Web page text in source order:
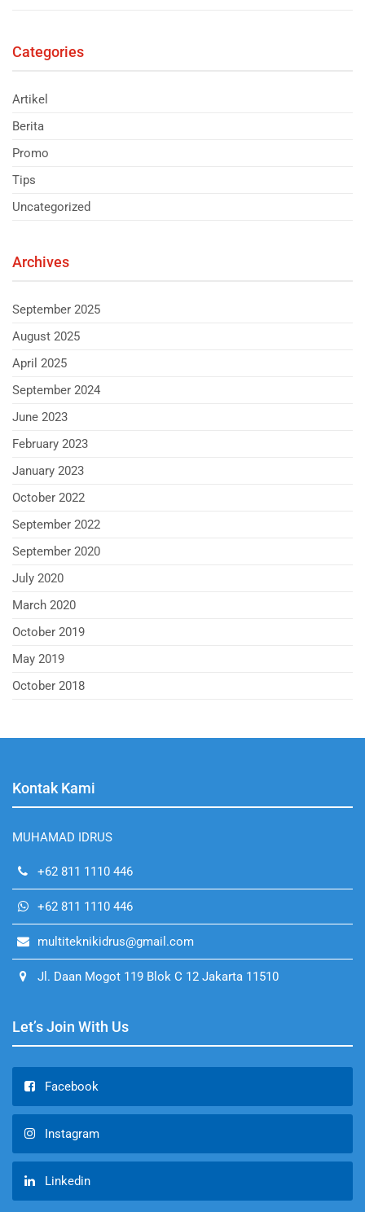
Categories
Artikel
Berita
Promo
Tips
Uncategorized
Archives
September 2025
August 2025
April 2025
September 2024
June 2023
February 2023
January 2023
October 2022
September 2022
September 2020
July 2020
March 2020
October 2019
May 2019
October 2018
Kontak Kami
MUHAMAD IDRUS
+62 811 1110 446
+62 811 1110 446
multiteknikidrus@gmail.com
Jl. Daan Mogot 119 Blok C 12 Jakarta 11510
Let’s Join With Us
Facebook
Instagram
Linkedin